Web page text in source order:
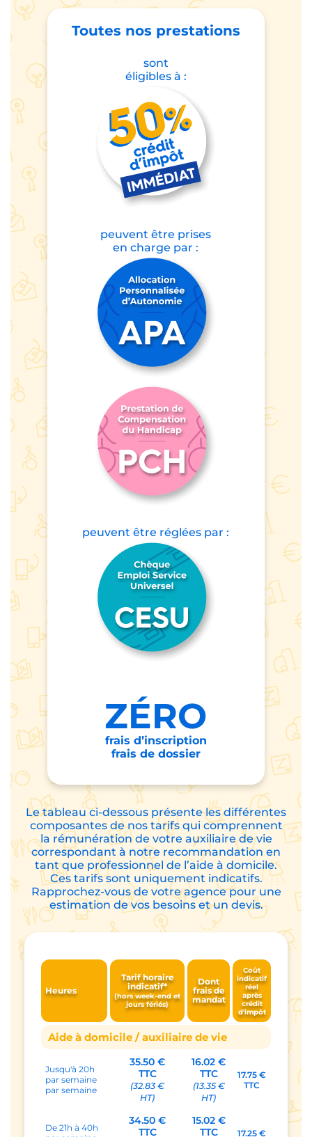
Toutes nos prestations
sont
éligibles à :
peuvent être prises
en charge par :
peuvent être réglées par :
ZÉRO
frais d’inscription
frais de dossier
Le tableau ci-dessous présente les différentes
composantes de nos tarifs qui comprennent
la rémunération de votre auxiliaire de vie
correspondant à notre recommandation en
tant que professionnel de l’aide à domicile.
Ces tarifs sont uniquement indicatifs.
Rapprochez-vous de votre agence pour une
estimation de vos besoins et un devis.
Heures
Tarif horaire
indicatif*
(hors week-end et
jours fériés)
Dont
frais de
mandat
Coût
indicatif
réel
après
crédit
d'impôt
Aide à domicile / auxiliaire de vie
Jusqu'à 20h
par semaine
par semaine
35.50 €
TTC
(32.83 €
HT)
16.02 €
TTC
(13.35 €
HT)
17.75 €
TTC
De 21h à 40h
34.50 €
TTC
15.02 €
TTC
17.25 €